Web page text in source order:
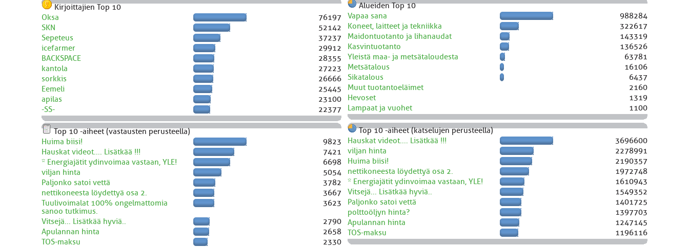
Kirjoittajien Top 10
Oksa
76197
SKN
52142
Sepeteus
37237
icefarmer
29912
BACKSPACE
28355
kantola
27223
sorkkis
26666
Eemeli
25445
apilas
23100
-SS-
22377
Alueiden Top 10
Vapaa sana
988284
Koneet, laitteet ja tekniikka
322617
Maidontuotanto ja lihanaudat
143319
Kasvintuotanto
136526
Yleistä maa- ja metsätaloudesta
63781
Metsätalous
16106
Sikatalous
6437
Muut tuotantoeläimet
2160
Hevoset
1319
Lampaat ja vuohet
1100
Top 10 -aiheet (vastausten perusteella)
Huima biisi!
9823
Hauskat videot.... Lisätkää !!!
7421
* Energiajätit ydinvoimaa vastaan, YLE!
6698
viljan hinta
5054
Paljonko satoi vettä
3782
nettikoneesta löydettyä osa 2.
3667
Tuulivoimalat 100% ongelmattomia
sanoo tutkimus.
3623
Vitsejä... Lisätkää hyviä..
2790
Apulannan hinta
2658
TOS-maksu
2330
Top 10 -aiheet (katselujen perusteella)
Hauskat videot.... Lisätkää !!!
3696600
viljan hinta
2278991
Huima biisi!
2190357
nettikoneesta löydettyä osa 2.
1972748
* Energiajätit ydinvoimaa vastaan, YLE!
1610943
Vitsejä... Lisätkää hyviä..
1549352
Paljonko satoi vettä
1401725
polttoöljyn hinta?
1397703
Apulannan hinta
1247145
TOS-maksu
1196116